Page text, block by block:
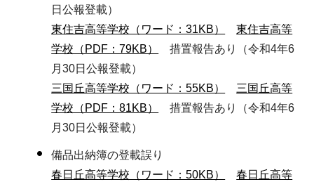
日公報登載）
東住吉高等学校（ワード：31KB）
東住吉高等
学校（PDF：79KB）
措置報告あり（令和4年6
月30日公報登載）
三国丘高等学校（ワード：55KB）
三国丘高等
学校（PDF：81KB）
措置報告あり（令和4年6
月30日公報登載）
備品出納簿の登載誤り
春日丘高等学校（ワード：50KB）
春日丘高等